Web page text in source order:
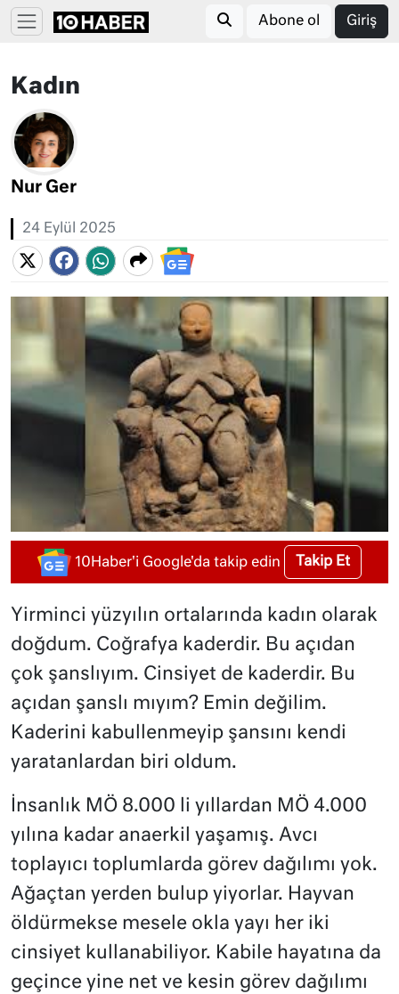
Abone ol Giriş
Kadın
Nur Ger
24 Eylül 2025
10Haber'i Google'da takip edin Takip Et
Yirminci yüzyılın ortalarında kadın olarak
doğdum. Coğrafya kaderdir. Bu açıdan
çok şanslıyım. Cinsiyet de kaderdir. Bu
açıdan şanslı mıyım? Emin değilim.
Kaderini kabullenmeyip şansını kendi
yaratanlardan biri oldum.
İnsanlık MÖ 8.000 li yıllardan MÖ 4.000
yılına kadar anaerkil yaşamış. Avcı
toplayıcı toplumlarda görev dağılımı yok.
Ağaçtan yerden bulup yiyorlar. Hayvan
öldürmekse mesele okla yayı her iki
cinsiyet kullanabiliyor. Kabile hayatına da
geçince yine net ve kesin görev dağılımı